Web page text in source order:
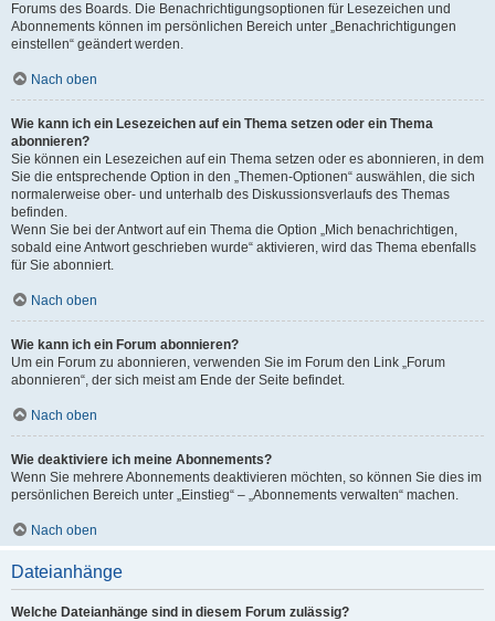
Forums des Boards. Die Benachrichtigungsoptionen für Lesezeichen und
Abonnements können im persönlichen Bereich unter „Benachrichtigungen
einstellen“ geändert werden.
Nach oben
Wie kann ich ein Lesezeichen auf ein Thema setzen oder ein Thema
abonnieren?
Sie können ein Lesezeichen auf ein Thema setzen oder es abonnieren, in dem
Sie die entsprechende Option in den „Themen-Optionen“ auswählen, die sich
normalerweise ober- und unterhalb des Diskussionsverlaufs des Themas
befinden.
Wenn Sie bei der Antwort auf ein Thema die Option „Mich benachrichtigen,
sobald eine Antwort geschrieben wurde“ aktivieren, wird das Thema ebenfalls
für Sie abonniert.
Nach oben
Wie kann ich ein Forum abonnieren?
Um ein Forum zu abonnieren, verwenden Sie im Forum den Link „Forum
abonnieren“, der sich meist am Ende der Seite befindet.
Nach oben
Wie deaktiviere ich meine Abonnements?
Wenn Sie mehrere Abonnements deaktivieren möchten, so können Sie dies im
persönlichen Bereich unter „Einstieg“ – „Abonnements verwalten“ machen.
Nach oben
Dateianhänge
Welche Dateianhänge sind in diesem Forum zulässig?